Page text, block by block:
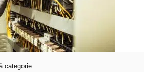
categorie